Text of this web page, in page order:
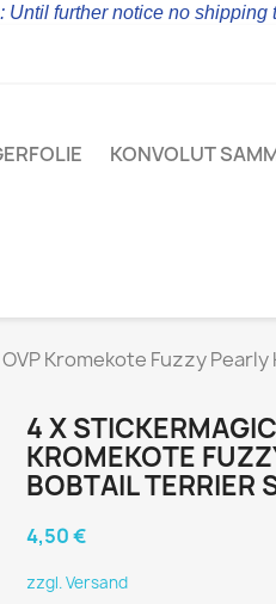
further notice no shipping
KONVOLUT
Kromekote Fuzzy
4 X
KROMEKOTE
BOBTAIL TERRIER
4,50 €
zzgl. Versand